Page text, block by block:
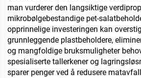
man vurderer den langsiktige
mikrobølgebestandige pet-
opprinnelige investeringen kan
grunnleggende plastbeholdere,
og mangfoldige bruksmuligheter
spesialiserte tallerkener og
sparer penger ved å redusere